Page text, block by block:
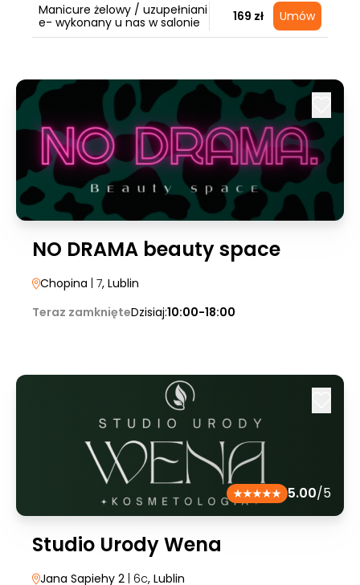
Manicure żelowy / uzupełniani
e- wykonany u nas w salonie
169 zł Umów
NO DRAMA beauty space
Chopina | 7, Lublin
Teraz zamknięteDzisiaj:10:00-18:00
5.00/5
Studio Urody Wena
Jana Sapiehy 2 | 6c, Lublin